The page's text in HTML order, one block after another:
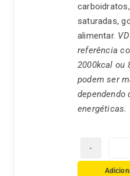
saturadas,
alimentar.
referência
2000kcal ou
podem ser
dependendo
energéticas.